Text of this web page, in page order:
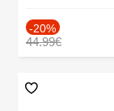
-20%
44.99€